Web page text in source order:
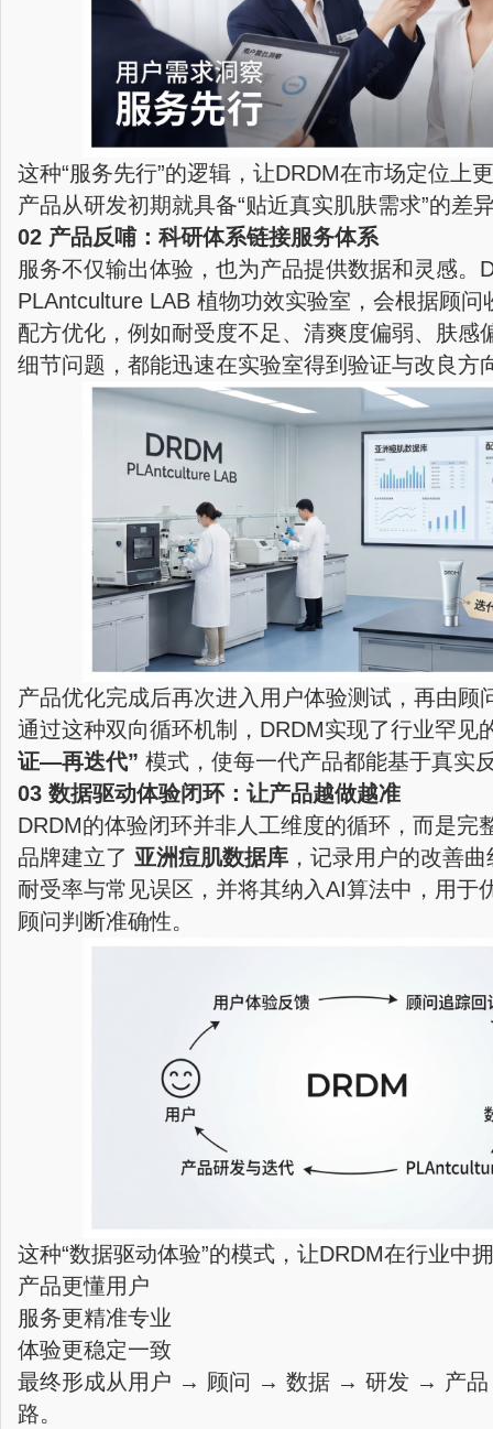
这种“服务先行”的逻辑，让DRDM在市场定位上
产品从研发初期就具备“贴近真实肌肤需求”的差
02 产品反哺：科研体系链接服务体系
服务不仅输出体验，也为产品提供数据和灵感。
PLAntculture LAB 植物功效实验室，会根据顾问
配方优化，例如耐受度不足、清爽度偏弱、肤感
细节问题，都能迅速在实验室得到验证与改良方
产品优化完成后再次进入用户体验测试，再由顾
通过这种双向循环机制，DRDM实现了行业罕见
证—再迭代” 模式，使每一代产品都能基于真实
03 数据驱动体验闭环：让产品越做越准
DRDM的体验闭环并非人工维度的循环，而是完
品牌建立了 亚洲痘肌数据库 ，记录用户的改善
耐受率与常见误区，并将其纳入AI算法中，用于
顾问判断准确性。
这种“数据驱动体验”的模式，让DRDM在行业中
产品更懂用户
服务更精准专业
体验更稳定一致
最终形成从用户 → 顾问 → 数据 → 研发 → 产品
路。